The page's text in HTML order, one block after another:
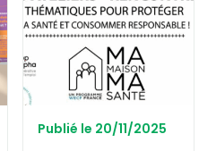
Publié le 20/11/2025